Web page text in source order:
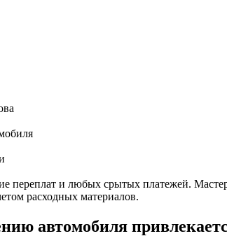
переплат и любых срытых платежей.
расходных материалов.
автомобиля